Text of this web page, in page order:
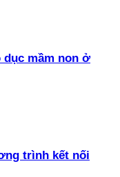
dục mầm non ở
trình kết nối